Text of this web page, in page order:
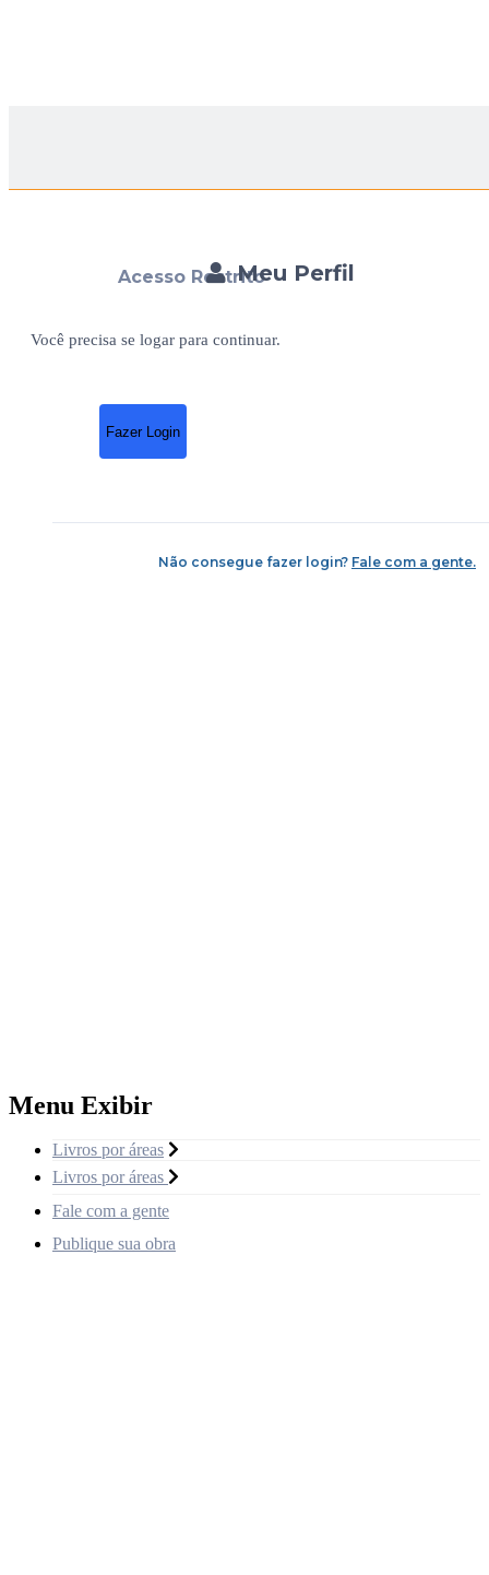
Meu Perfil
Acesso Restrito
Você precisa se logar para continuar.
Fazer Login
Não consegue fazer login? Fale com a gente.
Menu Exibir
Livros por áreas
Livros por áreas
Fale com a gente
Publique sua obra